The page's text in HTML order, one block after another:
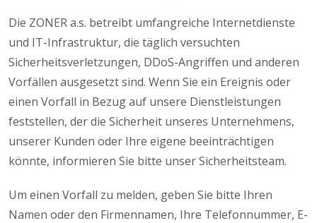
Die ZONER a.s. betreibt umfangreiche Internetdienste
und IT-Infrastruktur, die täglich versuchten
Sicherheitsverletzungen, DDoS-Angriffen und anderen
Vorfällen ausgesetzt sind. Wenn Sie ein Ereignis oder
einen Vorfall in Bezug auf unsere Dienstleistungen
feststellen, der die Sicherheit unseres Unternehmens,
unserer Kunden oder Ihre eigene beeinträchtigen
könnte, informieren Sie bitte unser Sicherheitsteam.
Um einen Vorfall zu melden, geben Sie bitte Ihren
Namen oder den Firmennamen, Ihre Telefonnummer, E-